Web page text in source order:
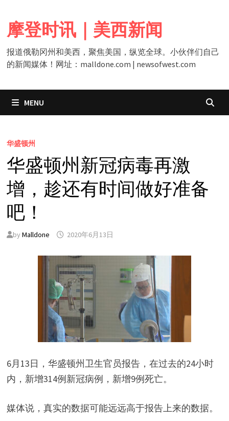
content
摩登时讯｜美西新闻
报道俄勒冈州和美西，聚焦美国，纵览全球。小伙伴们自己
的新闻媒体！网址：malldone.com | newsofwest.com
MENU
华盛顿州
华盛顿州新冠病毒再激
增，趁还有时间做好准备
吧！
by Malldone 2020年6月13日
6月13日，华盛顿州卫生官员报告，在过去的24小时
内，新增314例新冠病例，新增9例死亡。
媒体说，真实的数据可能远远高于报告上来的数据。